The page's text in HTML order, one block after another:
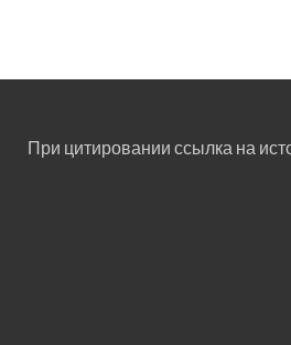
При цитировании ссылка на